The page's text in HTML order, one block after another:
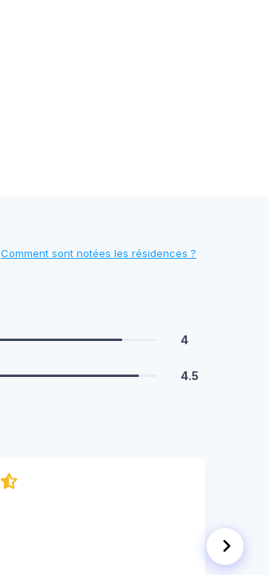
Comment sont notées les résidences ?
4
4.5